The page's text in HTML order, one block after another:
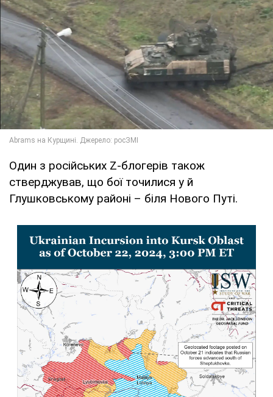
Один з російських Z-блогерів також
стверджував, що бої точилися у й
Глушковському районі – біля Нового Путі.